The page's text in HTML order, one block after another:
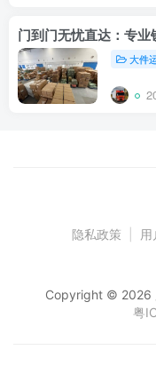
门到门无忧直达：专
大件
隐私政策 用
Copyright © 2026
粤